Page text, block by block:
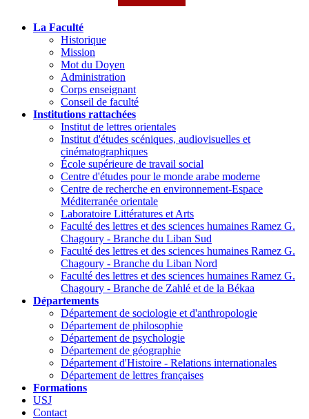
La Faculté
Historique
Mission
Mot du Doyen
Administration
Corps enseignant
Conseil de faculté
Institutions rattachées
Institut de lettres orientales
Institut d'études scéniques, audiovisuelles et
cinématographiques
École supérieure de travail social
Centre d'études pour le monde arabe moderne
Centre de recherche en environnement-Espace
Méditerranée orientale
Laboratoire Littératures et Arts
Faculté des lettres et des sciences humaines Ramez G.
Chagoury - Branche du Liban Sud
Faculté des lettres et des sciences humaines Ramez G.
Chagoury - Branche du Liban Nord
Faculté des lettres et des sciences humaines Ramez G.
Chagoury - Branche de Zahlé et de la Békaa
Départements
Département de sociologie et d'anthropologie
Département de philosophie
Département de psychologie
Département de géographie
Département d'Histoire - Relations internationales
Département de lettres françaises
Formations
USJ
Contact